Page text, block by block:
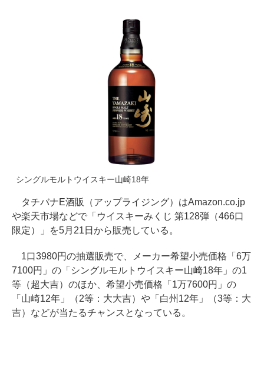
シングルモルトウイスキー山崎18年
タチバナE酒販（アップライジング）はAmazon.co.jp
や楽天市場などで「ウイスキーみくじ 第128弾（466口
限定）」を5月21日から販売している。
1口3980円の抽選販売で、メーカー希望小売価格「6万
7100円」の「シングルモルトウイスキー山崎18年」の1
等（超大吉）のほか、希望小売価格「1万7600円」の
「山崎12年」（2等：大大吉）や「白州12年」（3等：大
吉）などが当たるチャンスとなっている。